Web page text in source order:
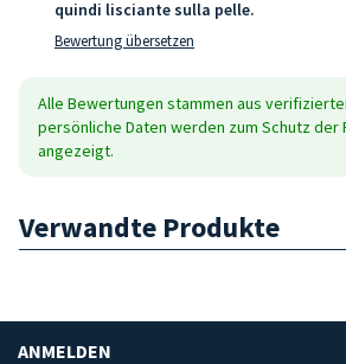
quindi lisciante sulla pelle.
Bewertung übersetzen
Alle Bewertungen stammen aus
persönliche Daten werden zum Schutz der
angezeigt.
Verwandte Produkte
ANMELDEN